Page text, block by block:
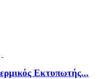
Εκτυπωτής...